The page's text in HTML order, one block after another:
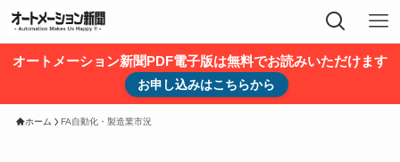
オートメーション新聞PDF電子版は無料でお読みいただけます
お申し込みはこちらから
ホーム FA自動化・製造業市況